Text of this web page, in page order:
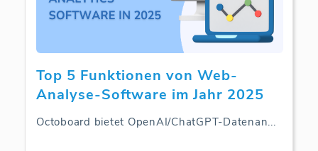
Top 5 Funktionen von Web-
Analyse-Software im Jahr 2025
Octoboard bietet OpenAI/ChatGPT-Datenan...